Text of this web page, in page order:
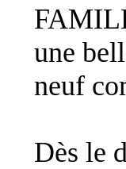
une
neuf
Dès le